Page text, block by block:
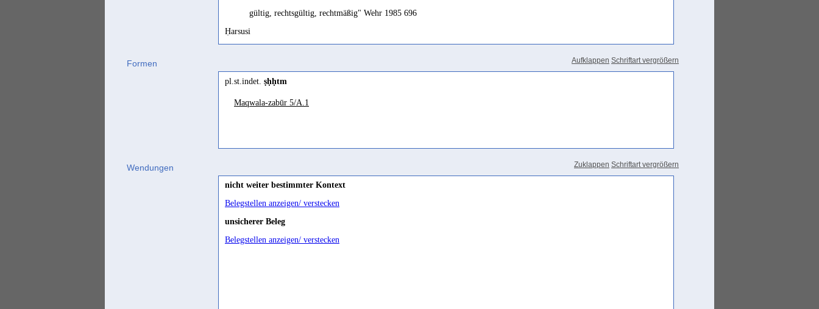
gültig, rechtsgültig, rechtmäßig" Wehr 1985 696
Ḥarsusi
ṣaḥīḥ(Wz. ṣḥḥ
Mehri
Formen Aufklappen Schriftart vergrößern
pl.st.indet. ṣḥḥtm
Maqwala-zabūr 5/A.1
Wendungen Zuklappen Schriftart vergrößern
nicht weiter bestimmter Kontext
Belegstellen anzeigen/ verstecken
unsicherer Beleg
Belegstellen anzeigen/ verstecken